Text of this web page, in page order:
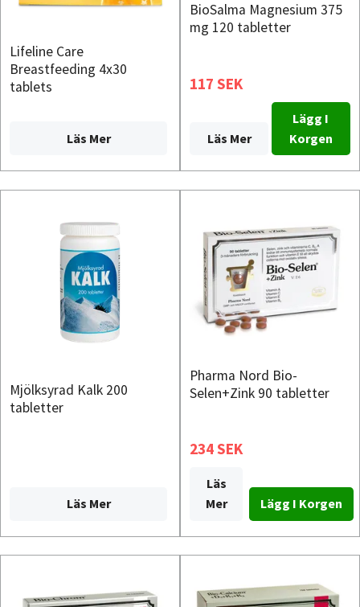
Lifeline Care
Breastfeeding 4x30
tablets
Läs Mer
BioSalma Magnesium 375
mg 120 tabletter
117 SEK
Läs Mer
Lägg I
Korgen
Mjölksyrad Kalk 200
tabletter
Läs Mer
Pharma Nord Bio-
Selen+Zink 90 tabletter
234 SEK
Läs
Mer